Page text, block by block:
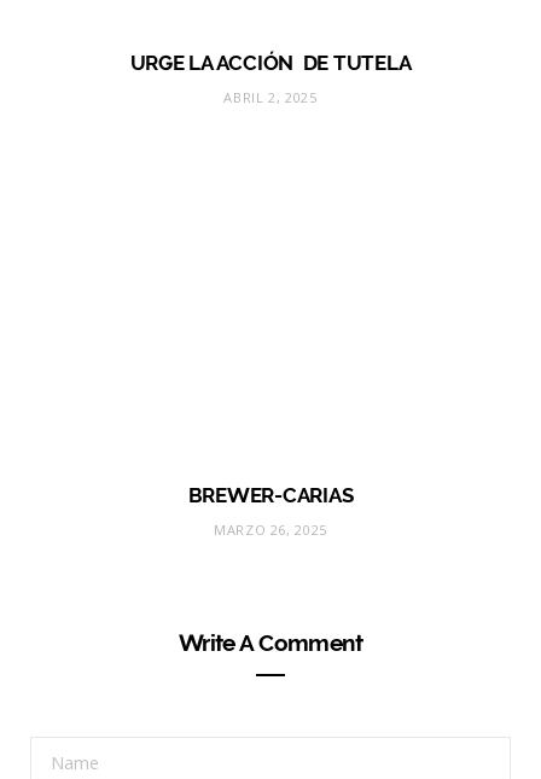
URGE LA ACCIÓN DE TUTELA
ABRIL 2, 2025
BREWER-CARIAS
MARZO 26, 2025
Write A Comment